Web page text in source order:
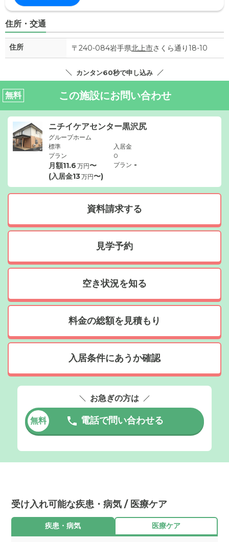
住所・交通
住所 〒240-084岩手県北上市さくら通り18-10
カンタン60秒で申し込み
無料 この施設にお問い合わせ
ニチイケアセンター黒沢尻
グループホーム
標準
プラン
月額11.6 万円〜
(入居金13万円〜)
入居金
0
プラン -
資料請求する
見学予約
空き状況を知る
料金の総額を見積もり
入居条件にあうか確認
お急ぎの方は
無料 電話で問い合わせる
受け入れ可能な疾患・病気 / 医療ケア
疾患・病気 医療ケア